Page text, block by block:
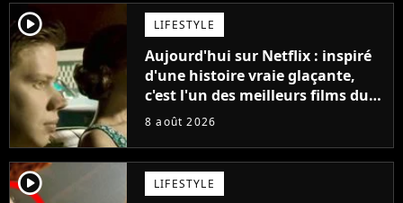
player2 LIFESTYLE
Aujourd'hui sur Netflix : inspiré
d'une histoire vraie glaçante,
c'est l'un des meilleurs films du
21ème siècle
8 août 2026
player2 LIFESTYLE